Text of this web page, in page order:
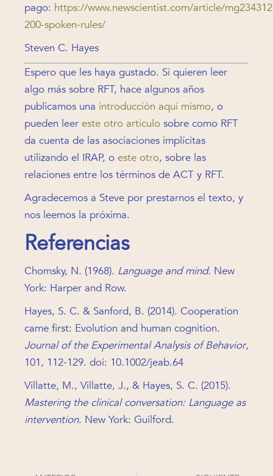
pago: https://www.newscientist.com/article/
200-spoken-rules/
Steven C. Hayes
Espero que les haya gustado. Si quieren leer
algo más sobre RFT, hace algunos años
publicamos una introducción aquí mismo, o
pueden leer este otro artículo sobre como RFT
da cuenta de las asociaciones implícitas
utilizando el IRAP, o este otro, sobre las
relaciones entre los términos de ACT y RFT.
Agradecemos a Steve por prestarnos el texto, y
nos leemos la próxima.
Referencias
Chomsky, N. (1968). Language and mind. New
York: Harper and Row.
Hayes, S. C. & Sanford, B. (2014). Cooperation
came first: Evolution and human cognition.
Journal of the Experimental Analysis of Behavior,
101, 112-129. doi: 10.1002/jeab.64
Villatte, M., Villatte, J., & Hayes, S. C. (2015).
Mastering the clinical conversation: Language as
intervention. New York: Guilford.